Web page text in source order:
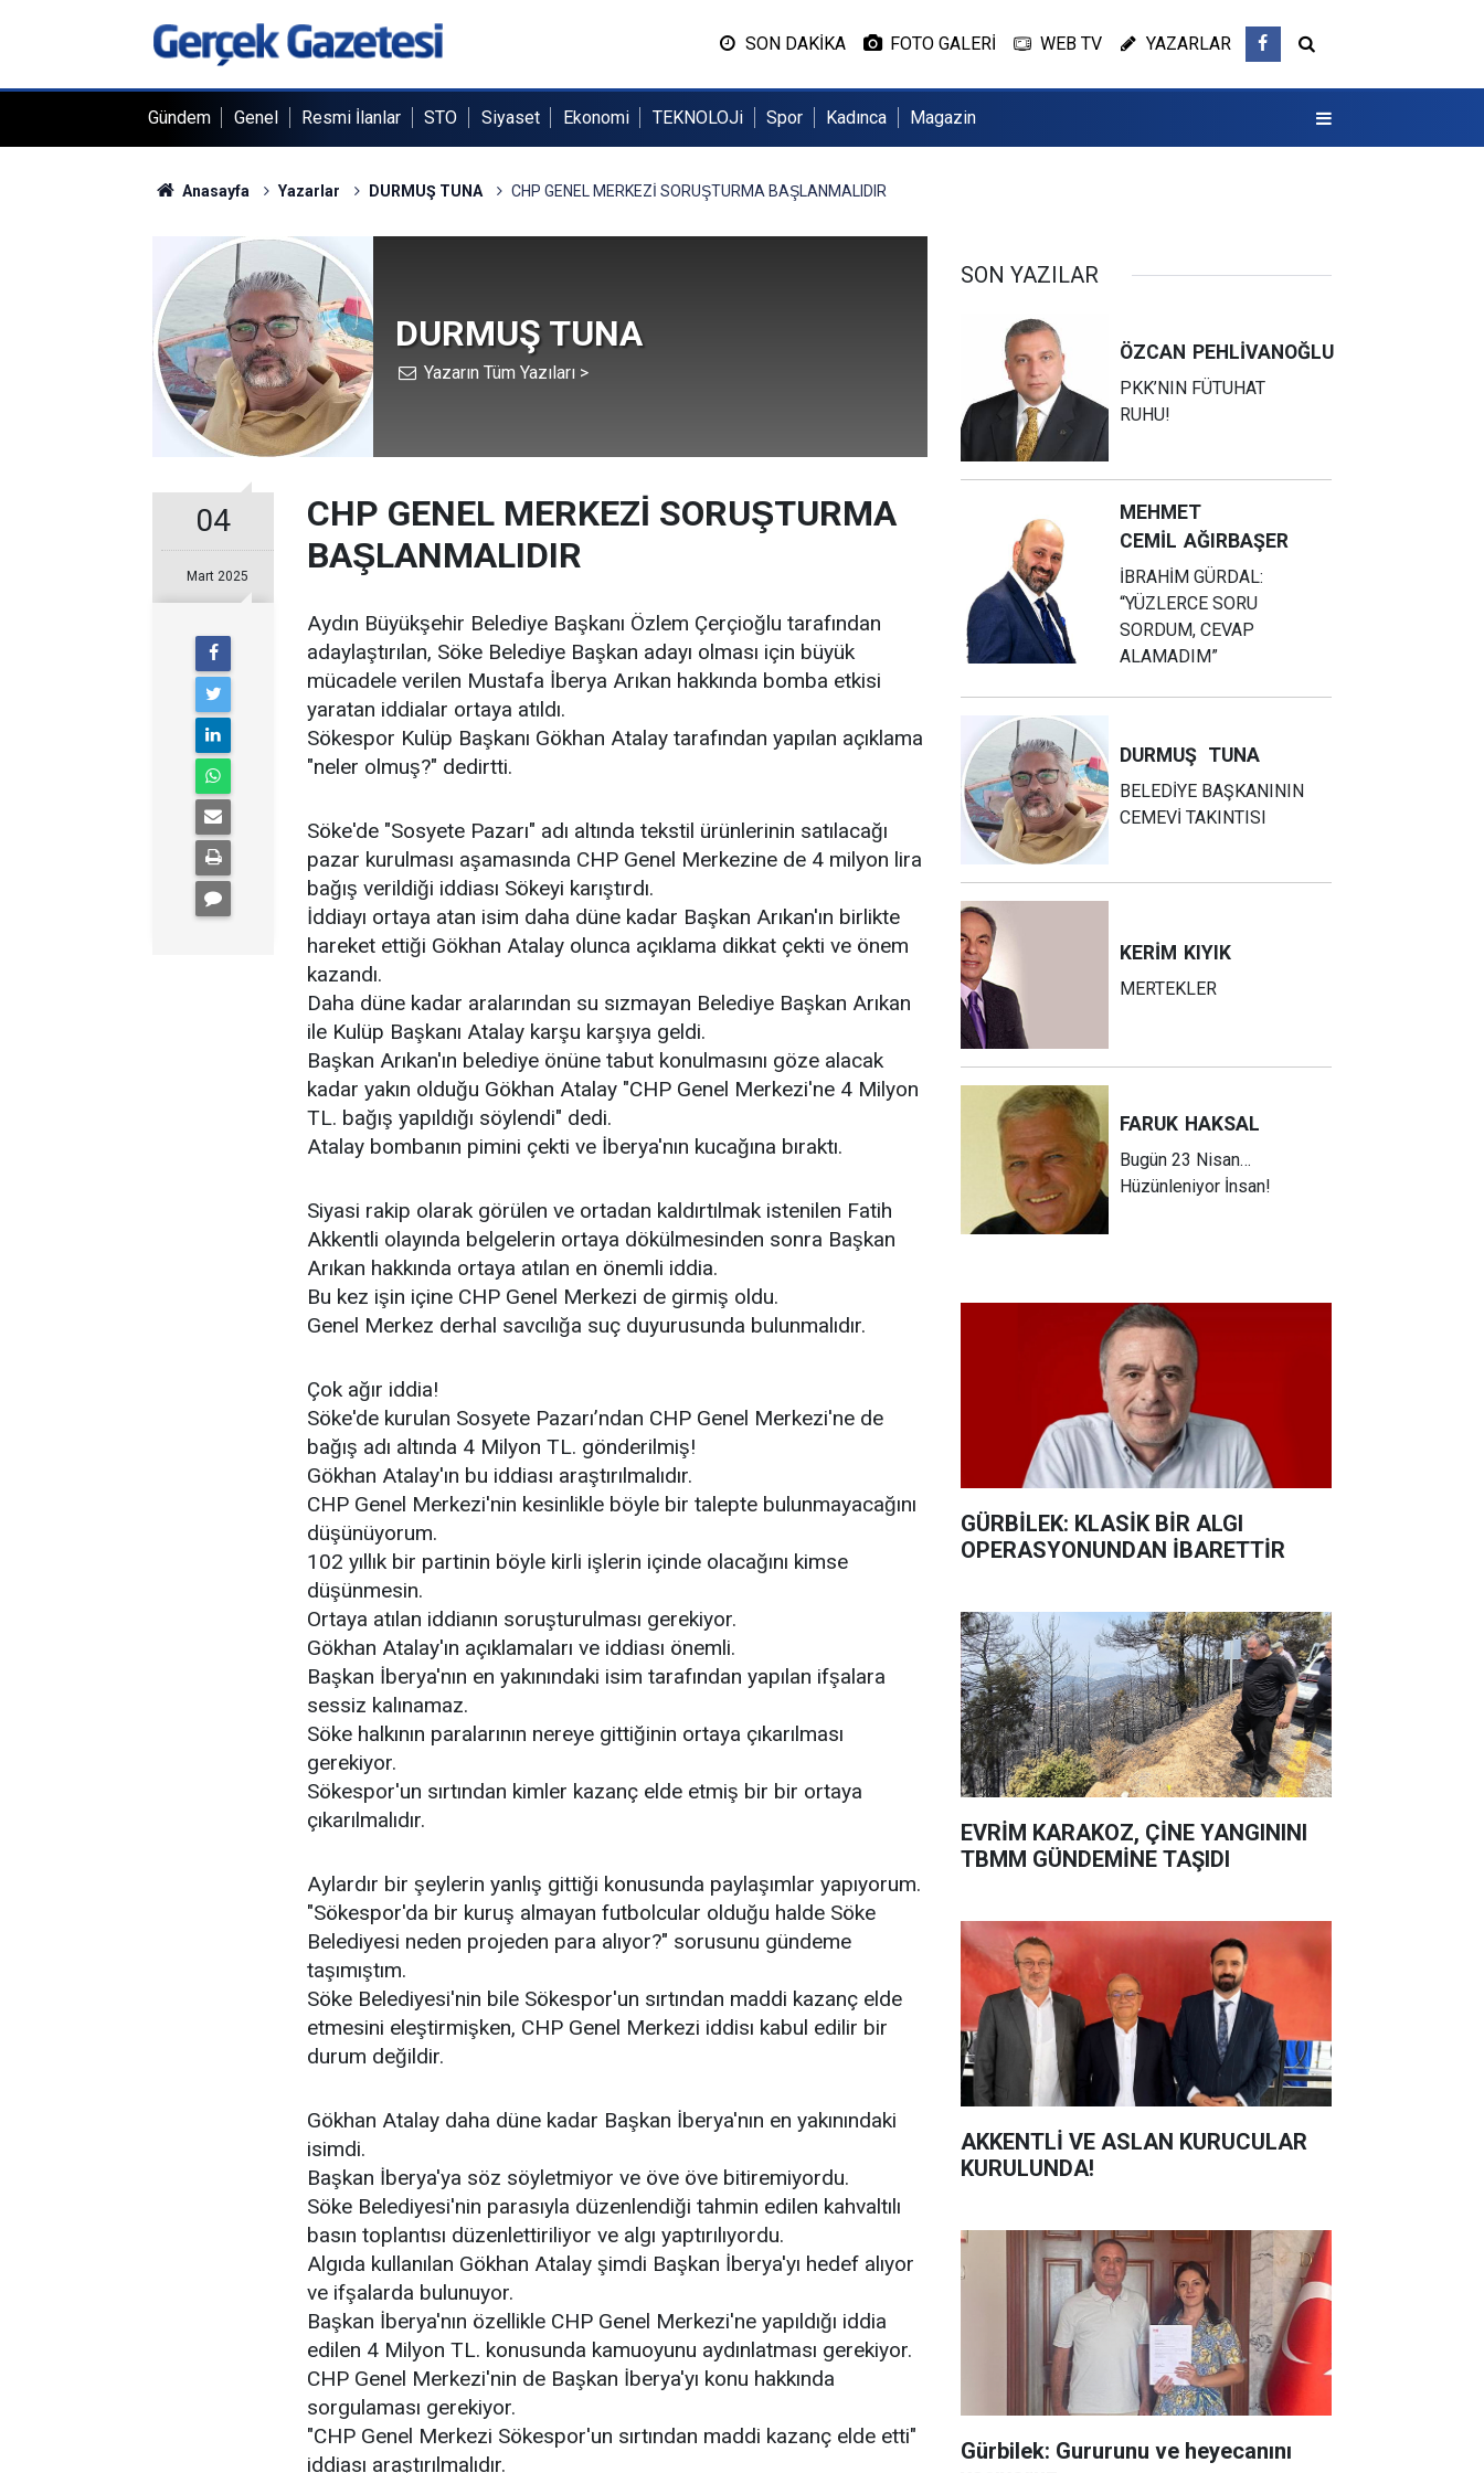
SON DAKİKA FOTO GALERİ WEB TV YAZARLAR
Gündem Genel Resmi İlanlar STO Siyaset Ekonomi TEKNOLOJi Spor Kadınca Magazin
Anasayfa Yazarlar DURMUŞ TUNA CHP GENEL MERKEZİ SORUŞTURMA BAŞLANMALIDIR
DURMUŞ TUNA
Yazarın Tüm Yazıları >
04
Mart 2025
CHP GENEL MERKEZİ SORUŞTURMA
BAŞLANMALIDIR
Aydın Büyükşehir Belediye Başkanı Özlem Çerçioğlu tarafından
adaylaştırılan, Söke Belediye Başkan adayı olması için büyük
mücadele verilen Mustafa İberya Arıkan hakkında bomba etkisi
yaratan iddialar ortaya atıldı.
Sökespor Kulüp Başkanı Gökhan Atalay tarafından yapılan açıklama
"neler olmuş?" dedirtti.
Söke'de "Sosyete Pazarı" adı altında tekstil ürünlerinin satılacağı
pazar kurulması aşamasında CHP Genel Merkezine de 4 milyon lira
bağış verildiği iddiası Sökeyi karıştırdı.
İddiayı ortaya atan isim daha düne kadar Başkan Arıkan'ın birlikte
hareket ettiği Gökhan Atalay olunca açıklama dikkat çekti ve önem
kazandı.
Daha düne kadar aralarından su sızmayan Belediye Başkan Arıkan
ile Kulüp Başkanı Atalay karşu karşıya geldi.
Başkan Arıkan'ın belediye önüne tabut konulmasını göze alacak
kadar yakın olduğu Gökhan Atalay "CHP Genel Merkezi'ne 4 Milyon
TL. bağış yapıldığı söylendi" dedi.
Atalay bombanın pimini çekti ve İberya'nın kucağına bıraktı.
Siyasi rakip olarak görülen ve ortadan kaldırtılmak istenilen Fatih
Akkentli olayında belgelerin ortaya dökülmesinden sonra Başkan
Arıkan hakkında ortaya atılan en önemli iddia.
Bu kez işin içine CHP Genel Merkezi de girmiş oldu.
Genel Merkez derhal savcılığa suç duyurusunda bulunmalıdır.
Çok ağır iddia!
Söke'de kurulan Sosyete Pazarı’ndan CHP Genel Merkezi'ne de
bağış adı altında 4 Milyon TL. gönderilmiş!
Gökhan Atalay'ın bu iddiası araştırılmalıdır.
CHP Genel Merkezi'nin kesinlikle böyle bir talepte bulunmayacağını
düşünüyorum.
102 yıllık bir partinin böyle kirli işlerin içinde olacağını kimse
düşünmesin.
Ortaya atılan iddianın soruşturulması gerekiyor.
Gökhan Atalay'ın açıklamaları ve iddiası önemli.
Başkan İberya'nın en yakınındaki isim tarafından yapılan ifşalara
sessiz kalınamaz.
Söke halkının paralarının nereye gittiğinin ortaya çıkarılması
gerekiyor.
Sökespor'un sırtından kimler kazanç elde etmiş bir bir ortaya
çıkarılmalıdır.
Aylardır bir şeylerin yanlış gittiği konusunda paylaşımlar yapıyorum.
"Sökespor'da bir kuruş almayan futbolcular olduğu halde Söke
Belediyesi neden projeden para alıyor?" sorusunu gündeme
taşımıştım.
Söke Belediyesi'nin bile Sökespor'un sırtından maddi kazanç elde
etmesini eleştirmişken, CHP Genel Merkezi iddisı kabul edilir bir
durum değildir.
Gökhan Atalay daha düne kadar Başkan İberya'nın en yakınındaki
isimdi.
Başkan İberya'ya söz söyletmiyor ve öve öve bitiremiyordu.
Söke Belediyesi'nin parasıyla düzenlendiği tahmin edilen kahvaltılı
basın toplantısı düzenlettiriliyor ve algı yaptırılıyordu.
Algıda kullanılan Gökhan Atalay şimdi Başkan İberya'yı hedef alıyor
ve ifşalarda bulunuyor.
Başkan İberya'nın özellikle CHP Genel Merkezi'ne yapıldığı iddia
edilen 4 Milyon TL. konusunda kamuoyunu aydınlatması gerekiyor.
CHP Genel Merkezi'nin de Başkan İberya'yı konu hakkında
sorgulaması gerekiyor.
"CHP Genel Merkezi Sökespor'un sırtından maddi kazanç elde etti"
iddiası araştırılmalıdır.
SON YAZILAR
ÖZCAN PEHLİVANOĞLU
PKK’NIN FÜTUHAT
RUHU!
MEHMET
CEMİL AĞIRBAŞER
İBRAHİM GÜRDAL:
“YÜZLERCE SORU
SORDUM, CEVAP
ALAMADIM”
DURMUŞ TUNA
BELEDİYE BAŞKANININ
CEMEVİ TAKINTISI
KERİM KIYIK
MERTEKLER
FARUK HAKSAL
Bugün 23 Nisan…
Hüzünleniyor İnsan!
GÜRBİLEK: KLASİK BİR ALGI
OPERASYONUNDAN İBARETTİR
EVRİM KARAKOZ, ÇİNE YANGININI
TBMM GÜNDEMİNE TAŞIDI
AKKENTLİ VE ASLAN KURUCULAR
KURULUNDA!
Gürbilek: Gururunu ve heyecanını